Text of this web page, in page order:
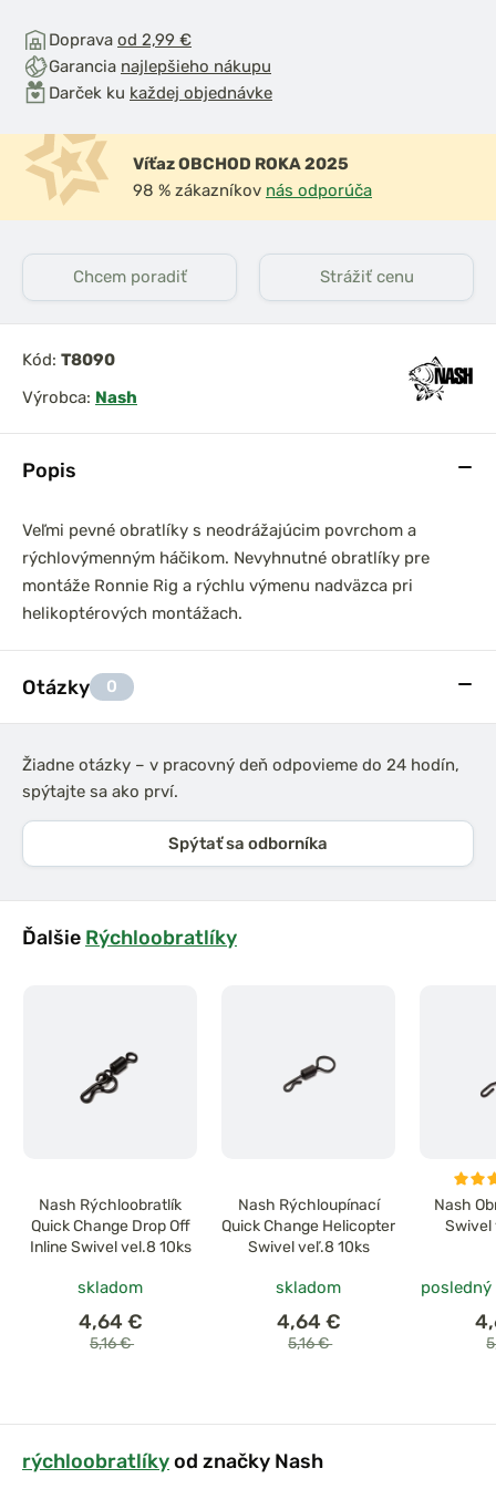
Popis
Veľmi pevné obratlíky s neodrážajúcim povrchom a
rýchlovýmenným háčikom. Nevyhnutné obratlíky pre
montáže Ronnie Rig a rýchlu výmenu nadväzca pri
helikoptérových montážach.
Otázky 0
Žiadne otázky – v pracovný deň odpovieme do 24 hodín,
spýtajte sa ako prví.
Spýtať sa odborníka
Ďalšie Rýchloobratlíky
Nash Rýchloobratlík
Quick Change Drop Off
Inline Swivel vel.8 10ks
skladom
4,64 €
5,16 €
Nash Rýchloupínací
Quick Change Helicopter
Swivel veľ.8 10ks
skladom
4,64 €
5,16 €
Nash
Swivel
rýchloobratlíkyod značky Nash
Doprava od 2,99 €
Garancia najlepšieho nákupu
Darček ku každej objednávke
Víťaz OBCHOD ROKA 2025
98 % zákazníkov nás odporúča
Chcem poradiť Strážiť cenu
Kód: T8090
Výrobca: Nash